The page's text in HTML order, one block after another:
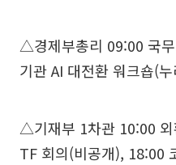
△경제부총리 09:00 국
기관 AI 대전환 워크숍(
△기재부 1차관 10:00 외
TF 회의(비공개), 18:00